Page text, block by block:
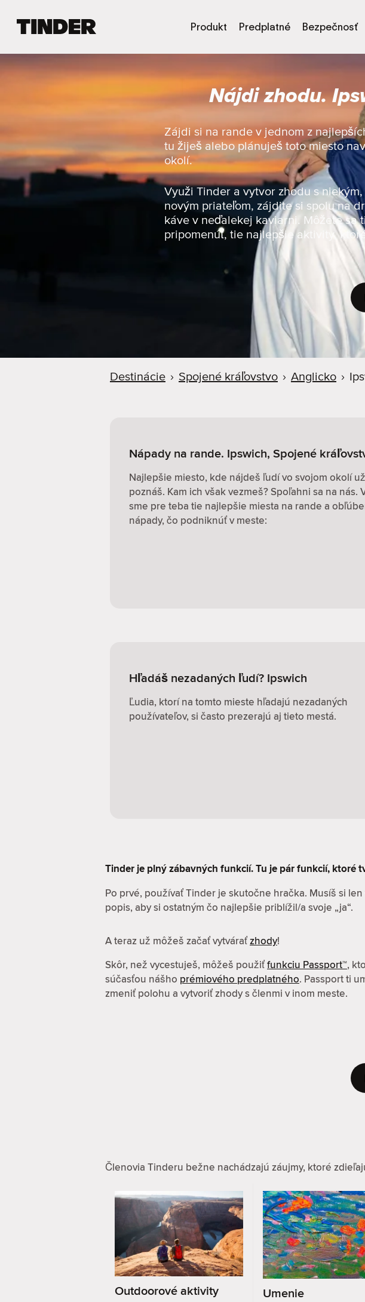
v
r
a
z
Produkt Predplatné Bezpečnosť
Nájdi zhodu.
Zájdi si na rande v jednom z
tu žiješ alebo plánuješ toto miesto
okolí.
Využi Tinder a vytvor zhodu s
novým priateľom, zájdite si spolu na
káve v neďalekej kaviarni. Môžete
pripomenúť, tie najlepšie aktivity,
Destinácie › Spojené kráľovstvo › Anglicko ›
Nápady na rande. Ipswich, Spojené
Najlepšie miesto, kde nájdeš ľudí vo svojom okolí už
poznáš. Kam ich však vezmeš? Spoľahni sa na nás.
sme pre teba tie najlepšie miesta na rande a
nápady, čo podniknúť v meste:
Hľadáš nezadaných ľudí? Ipswich
Ľudia, ktorí na tomto mieste hľadajú nezadaných
používateľov, si často prezerajú aj tieto mestá.
Tinder je plný zábavných funkcií. Tu je pár funkcií, ktoré
Po prvé, používať Tinder je skutočne hračka. Musíš si
popis, aby si ostatným čo najlepšie priblížil/a svoje „ja“.
A teraz už môžeš začať vytváraťzhody!
Skôr, než vycestuješ, môžeš použiťfunkciu Passport™,
súčasťou nášho prémiového predplatného. Passport ti
zmeniť polohu a vytvoriť zhody s členmi v inom meste.
Členovia Tinderu bežne nachádzajú záujmy, ktoré
Outdoorové aktivity Umenie